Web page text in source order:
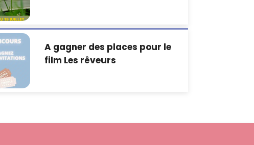
A gagner des places pour le
film Les rêveurs